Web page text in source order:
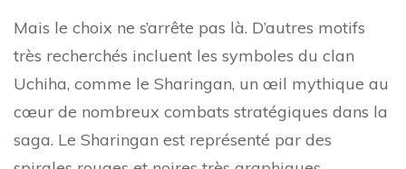
Mais le choix ne s’arrête pas là. D’autres motifs
très recherchés incluent les symboles du clan
Uchiha, comme le Sharingan, un œil mythique au
cœur de nombreux combats stratégiques dans la
saga. Le Sharingan est représenté par des